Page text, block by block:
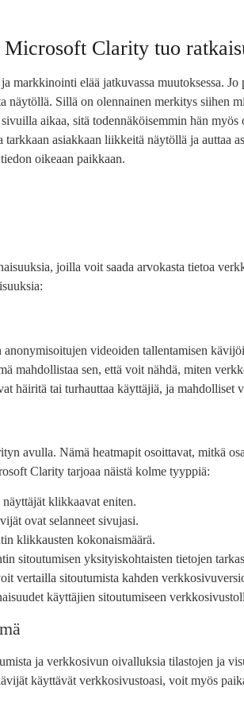
Clarity tuo
markkinointi elää jatkuvassa muutoksessa.
näytöllä. Sillä on olennainen merkitys siihen
aikaa, sitä todennäköisemmin hän myös
asiakkaan liikkeitä näytöllä ja auttaa
oikeaan paikkaan.
joilla voit saada arvokasta tietoa
videoiden tallentamisen
mahdollistaa sen, että voit nähdä, miten
häiritä tai turhauttaa käyttäjiä, ja mahdolliset
avulla. Nämä heatmapit osoittavat, mitkä
Clarity tarjoaa näistä kolme tyyppiä:
klikkaavat eniten.
ovat selanneet sivujasi.
klikkausten kokonaismäärä.
sitoutumisen yksityiskohtaisten tietojen
vertailla sitoutumista kahden
käyttäjien sitoutumiseen
ja verkkosivun oivalluksia tilastojen ja
käyttävät verkkosivustoasi, voit myös